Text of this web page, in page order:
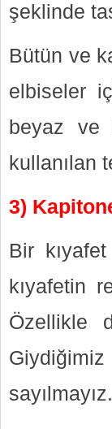
şeklinde
Bütün ve
elbiseler
beyaz ve
kullanılan
3)
Bir
kıyafetin
Özellikle
sayılmayız.